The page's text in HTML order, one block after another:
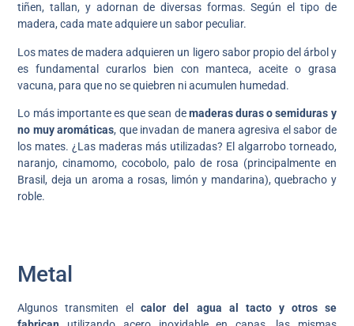
tiñen, tallan, y adornan de diversas formas. Según el tipo de
madera, cada mate adquiere un sabor peculiar.
Los mates de madera adquieren un ligero sabor propio del árbol y
es fundamental curarlos bien con manteca, aceite o grasa
vacuna, para que no se quiebren ni acumulen humedad.
Lo más importante es que sean demaderas duras o semiduras y
no muy aromáticas, que invadan de manera agresiva el sabor de
los mates. ¿Las maderas más utilizadas? El algarrobo torneado,
naranjo, cinamomo, cocobolo, palo de rosa (principalmente en
Brasil, deja un aroma a rosas, limón y mandarina), quebracho y
roble.
Metal
Algunos transmiten elcalor del agua al tacto y otros se